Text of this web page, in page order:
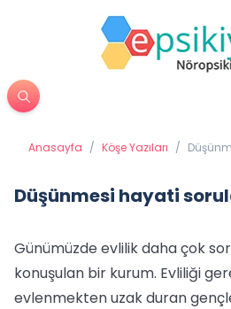
Anasayfa / Köşe Yazıları /
Düşünmesi hayati
Günümüzde evlilik daha çok
konuşulan bir kurum. Evliliği
evlenmekten uzak duran